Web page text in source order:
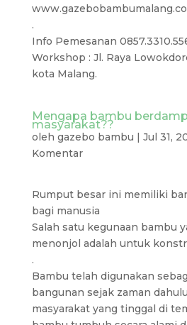
.
Info Pemesanan
Workshop : Jl. Raya
kota Malang.
Mengapa bambu
masyarakat??
oleh gazebo bambu | Jul 31,
Komentar
Rumput besar ini memiliki
bagi manusia
Salah satu kegunaan bambu
menonjol adalah untuk
.
Bambu telah digunakan
bangunan sejak zaman
masyarakat yang tinggal di